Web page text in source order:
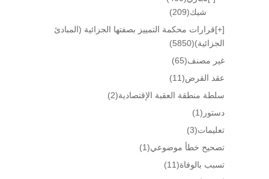
شيك(209)
[+]قرارات محكمة التمييز بصفتها الجزائية (المبادئ
الجزائية)(5850)
غير مصنف(65)
عقد القرض(11)
سلطة منطقة العقبة الإقتصادية(2)
دستور (1)
تعليمات(3)
تصحيح خطأ موضوعي(1)
تسبب بالوفاة(11)